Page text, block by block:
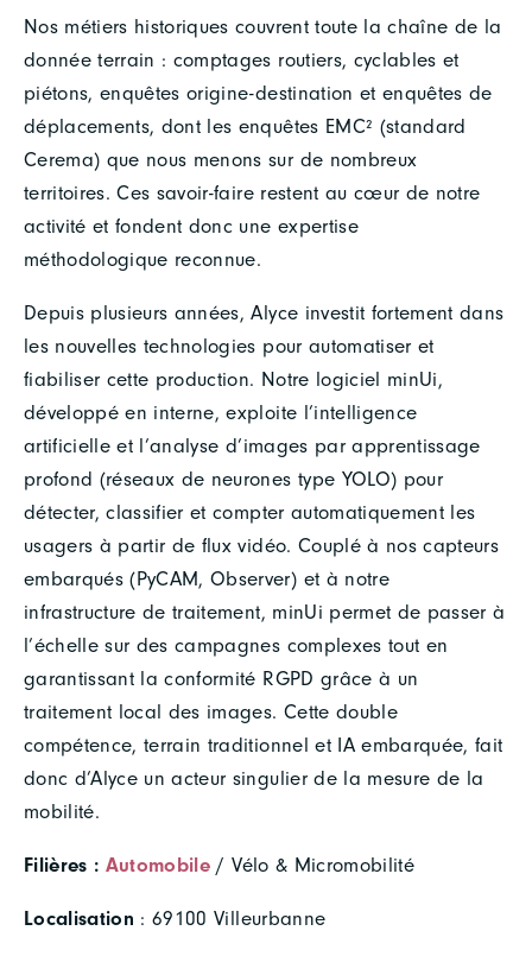
Nos métiers historiques couvrent toute la chaîne de la
donnée terrain : comptages routiers, cyclables et
piétons, enquêtes origine-destination et enquêtes de
déplacements, dont les enquêtes EMC² (standard
Cerema) que nous menons sur de nombreux
territoires. Ces savoir-faire restent au cœur de notre
activité et fondent donc une expertise
méthodologique reconnue.
Depuis plusieurs années, Alyce investit fortement dans
les nouvelles technologies pour automatiser et
fiabiliser cette production. Notre logiciel minUi,
développé en interne, exploite l’intelligence
artificielle et l’analyse d’images par apprentissage
profond (réseaux de neurones type YOLO) pour
détecter, classifier et compter automatiquement les
usagers à partir de flux vidéo. Couplé à nos capteurs
embarqués (PyCAM, Observer) et à notre
infrastructure de traitement, minUi permet de passer à
l’échelle sur des campagnes complexes tout en
garantissant la conformité RGPD grâce à un
traitement local des images. Cette double
compétence, terrain traditionnel et IA embarquée, fait
donc d’Alyce un acteur singulier de la mesure de la
mobilité.
Filières : Automobile / Vélo & Micromobilité
Localisation : 69100 Villeurbanne